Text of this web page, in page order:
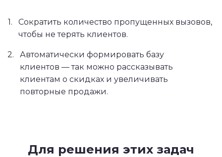
1.
Сократить количество пропущенных вызовов,
чтобы не терять клиентов.
2.
Автоматически формировать базу
клиентов — так можно рассказывать
клиентам о скидках и увеличивать
повторные продажи.
Для решения этих задач